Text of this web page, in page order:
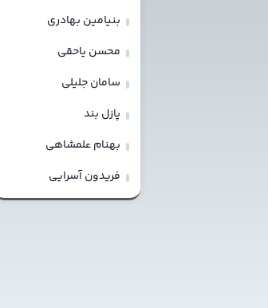
بنیامین بهادری
محسن یاحقی
سامان جلیلی
پازل بند
بهنام علمشاهی
فریدون آسرایی